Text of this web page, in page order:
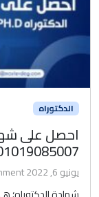
الدكتوراه
يونيو 6, 2022